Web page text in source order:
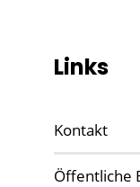
Links
Kontakt
Öffentliche